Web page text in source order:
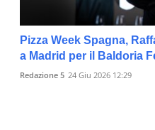
Pizza Week Spagna,
a Madrid per il Baldoria
Redazione 5 24 Giu 2026 12:29